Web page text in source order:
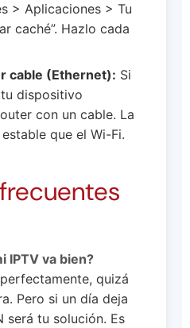
> Aplicaciones > Tu
caché”. Hazlo cada
cable (Ethernet): Si
dispositivo
con un cable. La
que el Wi-Fi.
IPTV va bien?
quizá
Pero si un día deja
será tu solución. Es